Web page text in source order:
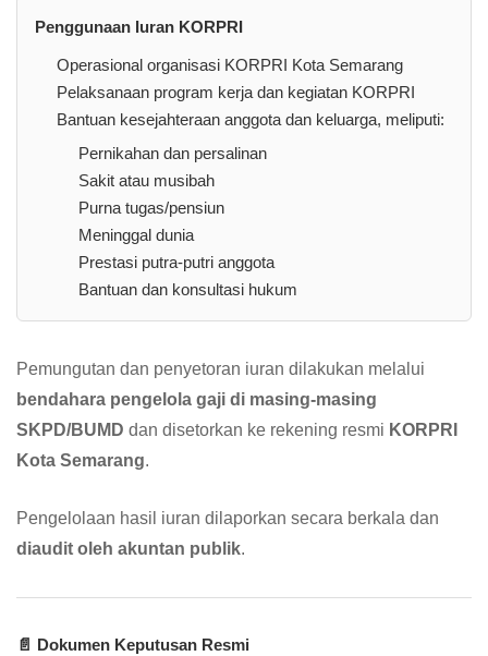
Penggunaan Iuran KORPRI
Operasional organisasi KORPRI Kota Semarang
Pelaksanaan program kerja dan kegiatan KORPRI
Bantuan kesejahteraan anggota dan keluarga, meliputi:
Pernikahan dan persalinan
Sakit atau musibah
Purna tugas/pensiun
Meninggal dunia
Prestasi putra-putri anggota
Bantuan dan konsultasi hukum
Pemungutan dan penyetoran iuran dilakukan melalui
bendahara pengelola gaji di masing-masing
SKPD/BUMD dan disetorkan ke rekening resmi KORPRI
Kota Semarang.
Pengelolaan hasil iuran dilaporkan secara berkala dan
diaudit oleh akuntan publik.
📄 Dokumen Keputusan Resmi